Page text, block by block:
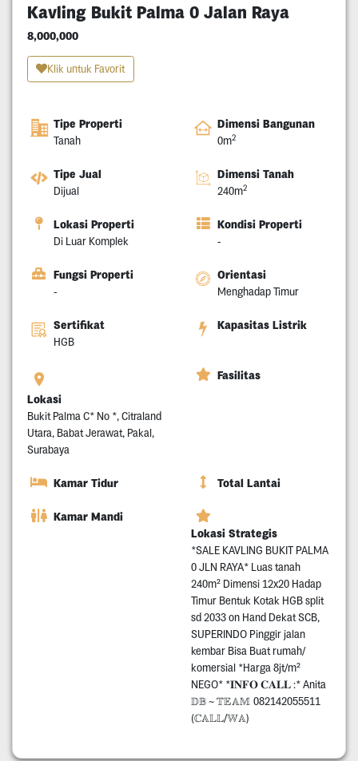
Kavling Bukit Palma 0 Jalan Raya
8,000,000
Klik untuk Favorit
Tipe Properti
Tanah
Dimensi Bangunan
0m2
Tipe Jual
Dijual
Dimensi Tanah
240m2
Lokasi Properti
Di Luar Komplek
Kondisi Properti
-
Fungsi Properti
-
Orientasi
Menghadap Timur
Sertifikat
HGB
Kapasitas Listrik
Lokasi
Bukit Palma C* No *, Citraland
Utara, Babat Jerawat, Pakal,
Surabaya
Fasilitas
Kamar Tidur Total Lantai
Kamar Mandi
Lokasi Strategis
*SALE KAVLING BUKIT PALMA
0 JLN RAYA* Luas tanah
240m² Dimensi 12x20 Hadap
Timur Bentuk Kotak HGB split
sd 2033 on Hand Dekat SCB,
SUPERINDO Pinggir jalan
kembar Bisa Buat rumah/
komersial *Harga 8jt/m²
NEGO* *𝐈𝐍𝐅𝐎 𝐂𝐀𝐋𝐋 :* Anita
𝔻𝔹 ~ 𝕋𝔼𝔸𝕄 082142055511
(ℂ𝔸𝕃𝕃/𝕎𝔸)